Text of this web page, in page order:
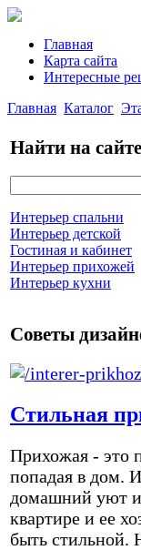
Главная
Карта сайта
Интересные
Главная Каталог
Найти на сайте
Интерьер спальни
Интерьер детской
Гостиная и кабинет
Интерьер прихожей
Интерьер кухни
Советы
Стильная
Прихожая - это
попадая в дом.
домашний уют и
квартире и ее
быть стильной.